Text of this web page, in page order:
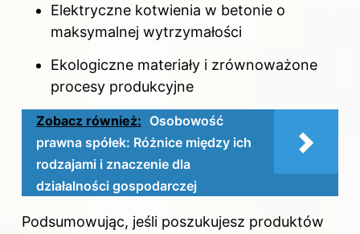
Elektryczne kotwienia w betonie o
maksymalnej wytrzymałości
Ekologiczne materiały i zrównoważone
procesy produkcyjne
Zobacz również: Osobowość
prawna spółek: Różnice między ich
rodzajami i znaczenie dla
działalności gospodarczej
Podsumowując, jeśli poszukujesz produktów